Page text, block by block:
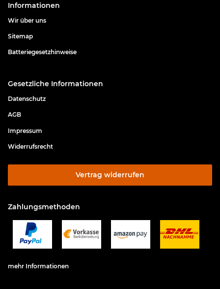
Informationen
Wir über uns
Sitemap
Batteriegesetzhinweise
Gesetzliche Informationen
Datenschutz
AGB
Impressum
Widerrufsrecht
Vertrag widerrufen
Zahlungsmethoden
mehr Informationen